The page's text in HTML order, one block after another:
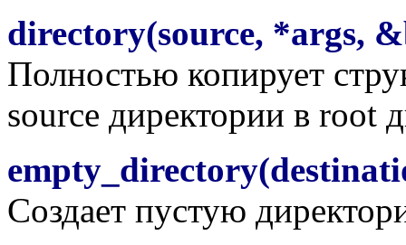
directory(source, *args,
Полностью копирует
source директории в root
Создает пустую